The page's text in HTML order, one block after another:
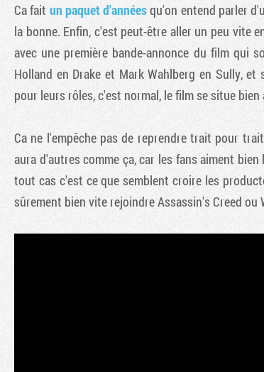
Ca fait un paquet d'annéesqu'on entend parler
la bonne. Enfin, c'est peut-être aller un peu vite
avec une première bande-annonce du film qui
Holland en Drake et Mark Wahlberg en Sully,
pour leurs rôles, c'est normal, le film se situe bien
Ca ne l'empêche pas de reprendre trait pour
aura d'autres comme ça, car les fans aiment
tout cas c'est ce que semblent croire les
sûrement bien vite rejoindre Assassin's Creed